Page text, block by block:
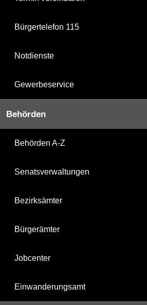
Bürgertelefon 115
Notdienste
Gewerbeservice
Behörden
Behörden A-Z
Senatsverwaltungen
Bezirksämter
Bürgerämter
Jobcenter
Einwanderungsamt